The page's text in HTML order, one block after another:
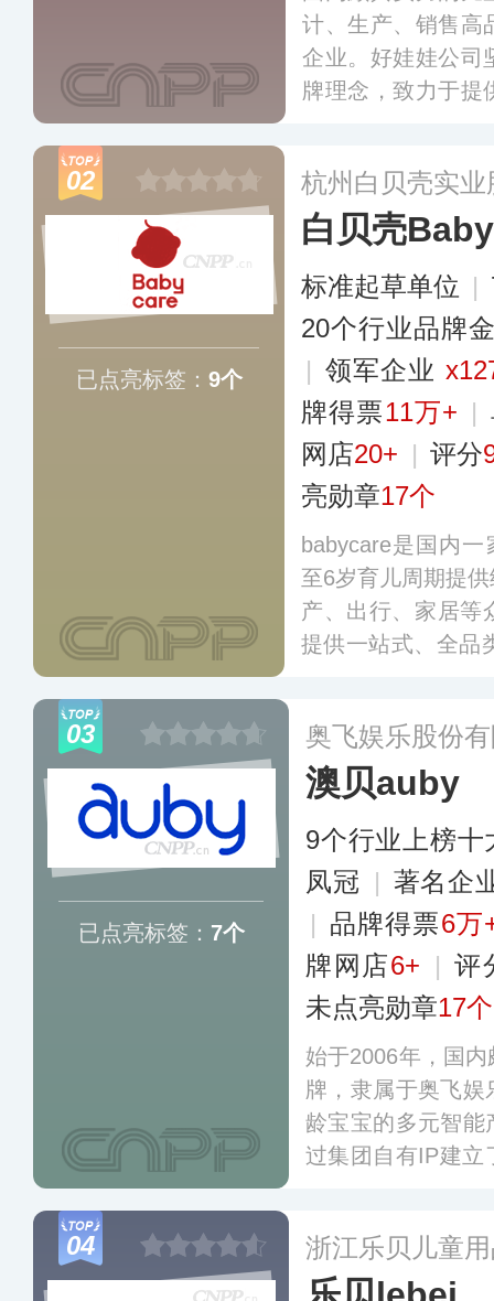
计、生产、销售高
企业。好娃娃公司
牌理念，致力于提
更多
02
已点亮标签： 9个
杭州白贝壳实
白贝壳
标准起草单位 |
20个行业品牌
| 领军企业
牌得票11万+ |
网店20+ | 评分
亮勋章17个
babycare是国内
至6岁育儿周期提
产、出行、家居等
提供一站式、全品
03
已点亮标签： 7个
奥飞娱乐股份
澳贝auby
9个行业上榜十
凤冠 | 著名企
| 品牌得票6万
牌网店6+ | 评
未点亮勋章17个
始于2006年，国
牌，隶属于奥飞
龄宝宝的多元智能
过集团自有IP建立
婴连锁门店和KA
04 浙江乐贝儿童